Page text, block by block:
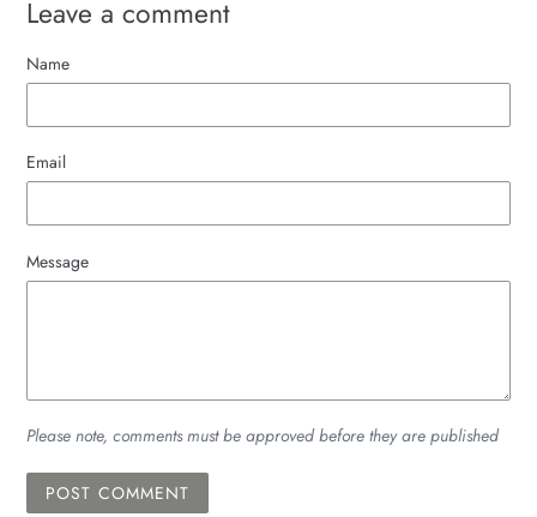
Leave a comment
Name
Email
Message
Please note, comments must be approved before they are published